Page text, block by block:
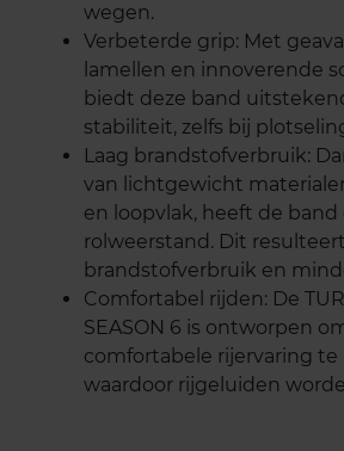
wegen.
Verbeterde grip: Met
lamellen en innoverende
biedt deze band
stabiliteit, zelfs bij
Laag brandstofverbruik:
van lichtgewicht
en loopvlak, heeft de band
rolweerstand. Dit
brandstofverbruik en
Comfortabel rijden: De
SEASON 6 is ontworpen
comfortabele rijervaring te
waardoor rijgeluiden